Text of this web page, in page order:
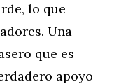
lo que
Una
que es
apoyo